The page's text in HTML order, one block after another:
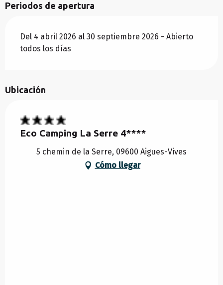
Periodos de apertura
Del 4 abril 2026 al 30 septiembre 2026 - Abierto
todos los días
Ubicación
Eco Camping La Serre 4****
5 chemin de la Serre, 09600 Aigues-Vives
Cómo llegar